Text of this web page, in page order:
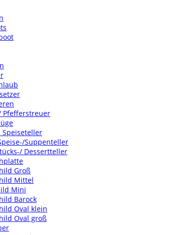
Pfefferstreuer
Speiseteller
Suppenteller
Dessertteller
Groß
Mittel
Mini
Barock
Oval klein
Oval groß